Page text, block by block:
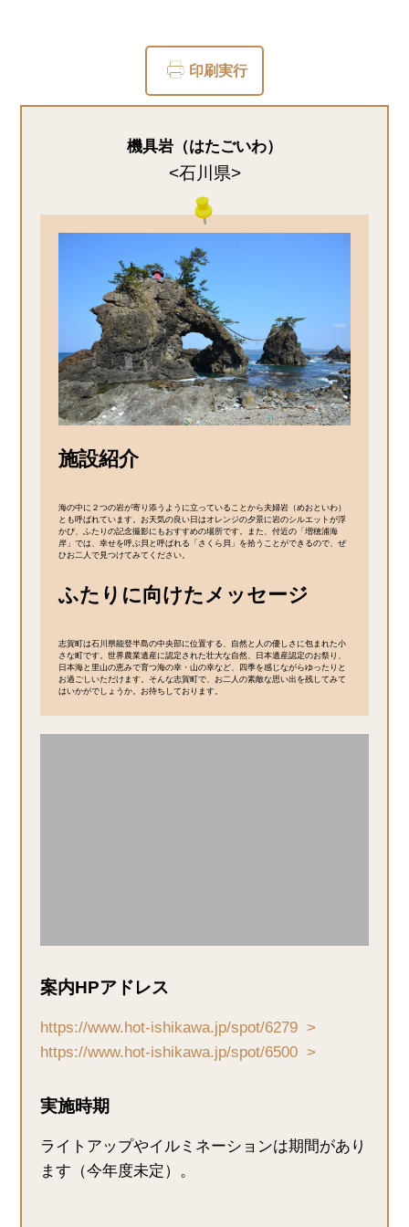
印刷実行
機具岩（はたごいわ）
<石川県>
施設紹介
海の中に２つの岩が寄り添うように立っていることから夫婦岩（めおといわ）
とも呼ばれています。お天気の良い日はオレンジの夕景に岩のシルエットが浮
かび、ふたりの記念撮影にもおすすめの場所です。また、付近の「増穂浦海
岸」では、幸せを呼ぶ貝と呼ばれる「さくら貝」を拾うことができるので、ぜ
ひお二人で見つけてみてください。
ふたりに向けたメッセージ
志賀町は石川県能登半島の中央部に位置する、自然と人の優しさに包まれた小
さな町です。世界農業遺産に認定された壮大な自然、日本遺産認定のお祭り、
日本海と里山の恵みで育つ海の幸・山の幸など、四季を感じながらゆったりと
お過ごしいただけます。そんな志賀町で、お二人の素敵な思い出を残してみて
はいかがでしょうか。お待ちしております。
案内HPアドレス
https://www.hot-ishikawa.jp/spot/6279
https://www.hot-ishikawa.jp/spot/6500
実施時期
ライトアップやイルミネーションは期間があり
ます（今年度未定）。